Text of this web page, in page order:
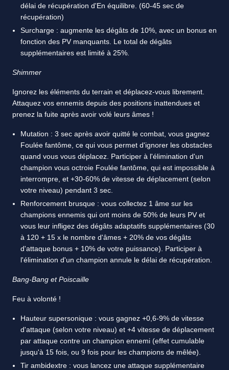
délai de récupération d'En équilibre. (60-45 sec de
récupération)
Surcharge : augmente les dégâts de 10%, avec un bonus en
fonction des PV manquants. Le total de dégâts
supplémentaires est limité à 25%.
Shimmer
Ignorez les éléments du terrain et déplacez-vous librement.
Attaquez vos ennemis depuis des positions inattendues et
prenez la fuite après avoir volé leurs âmes !
Mutation : 3 sec après avoir quitté le combat, vous gagnez
Foulée fantôme, ce qui vous permet d'ignorer les obstacles
quand vous vous déplacez. Participer à l'élimination d'un
champion vous octroie Foulée fantôme, qui est impossible à
interrompre, et +30-60% de vitesse de déplacement (selon
votre niveau) pendant 3 sec.
Renforcement brusque : vous collectez 1 âme sur les
champions ennemis qui ont moins de 50% de leurs PV et
vous leur infligez des dégâts adaptatifs supplémentaires (30
à 120 + 15 x le nombre d'âmes + 20% de vos dégâts
d'attaque bonus + 10% de votre puissance). Participer à
l'élimination d'un champion annule le délai de récupération.
Bang-Bang et Poiscaille
Feu à volonté !
Hauteur supersonique : vous gagnez +0,6-9% de vitesse
d'attaque (selon votre niveau) et +4 vitesse de déplacement
par attaque contre un champion ennemi (effet cumulable
jusqu'à 15 fois, ou 9 fois pour les champions de mêlée).
Tir ambidextre : vous lancez une attaque supplémentaire